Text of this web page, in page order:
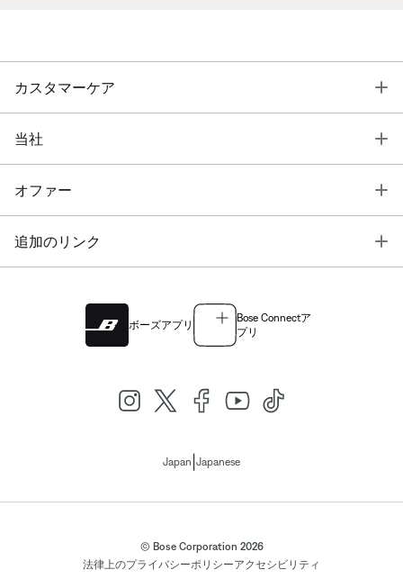
カスタマーケア
当社
オファー
追加のリンク
ボーズアプリ
Bose Connectア
プリ
Japan Japanese
© Bose Corporation 2026
法律上のプライバシーポリシーアクセシビリティ